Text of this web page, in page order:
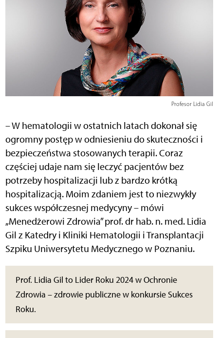
Profesor Lidia Gil
– W hematologii w ostatnich latach dokonał się
ogromny postęp w odniesieniu do skuteczności i
bezpieczeństwa stosowanych terapii. Coraz
częściej udaje nam się leczyć pacjentów bez
potrzeby hospitalizacji lub z bardzo krótką
hospitalizacją. Moim zdaniem jest to niezwykły
sukces współczesnej medycyny – mówi
„Menedżerowi Zdrowia” prof. dr hab. n. med. Lidia
Gil z Katedry i Kliniki Hematologii i Transplantacji
Szpiku Uniwersytetu Medycznego w Poznaniu.
Prof. Lidia Gil to Lider Roku 2024 w Ochronie
Zdrowia – zdrowie publiczne w konkursie Sukces
Roku.